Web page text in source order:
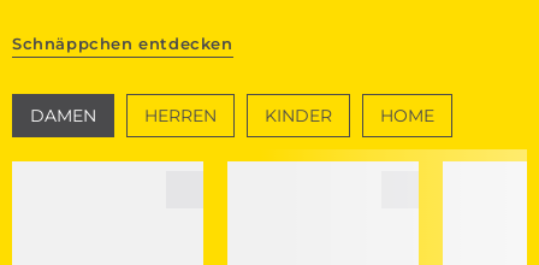
Schnäppchen entdecken
DAMEN HERREN KINDER HOME